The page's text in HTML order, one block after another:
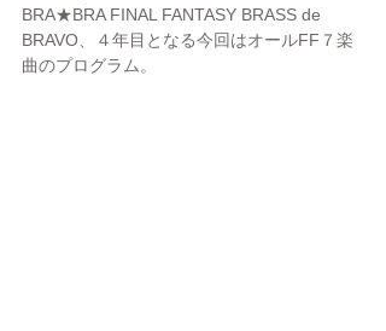
BRA★BRA FINAL FANTASY BRASS de
BRAVO、４年目となる今回はオールFF７楽
曲のプログラム。